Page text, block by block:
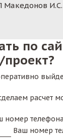
Македонов И.С.
по
проект?
расчет
номер
Ваш номер